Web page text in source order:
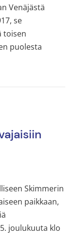
Venäjästä
se
toisen
puolesta
Skimmerin
paikkaan,
joulukuuta klo